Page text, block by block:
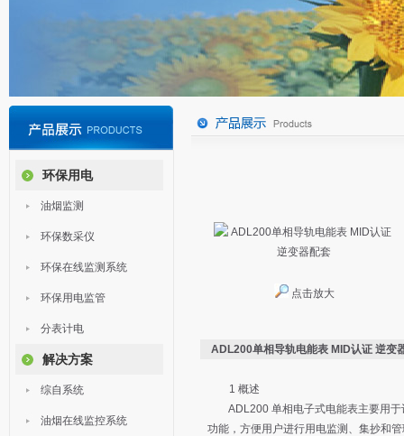
环保用电
油烟监测
环保数采仪
环保在线监测系统
环保用电监管
分表计电
解决方案
综自系统
油烟在线监控系统
点击放大
ADL200单相导轨电能表 MID认证 逆变
1 概述
ADL200 单相电子式电能表主要用于
功能，方便用户进行用电监测、集抄和